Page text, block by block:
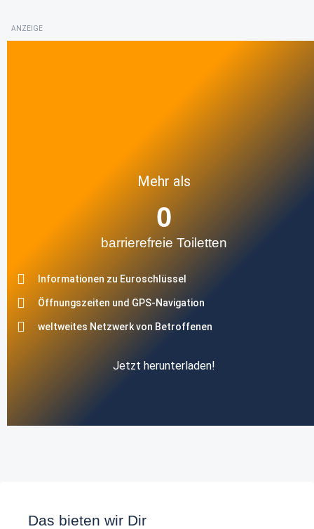
ANZEIGE
Mehr als
barrierefreie Toiletten
0
Informationen zu Euroschlüssel
Öffnungszeiten und GPS-Navigation
weltweites Netzwerk von Betroffenen
Jetzt herunterladen!
Das bieten wir Dir